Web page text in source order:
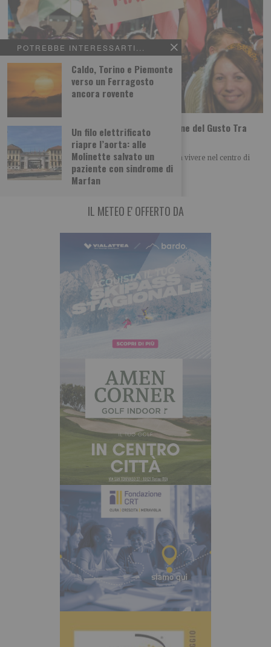
POTREBBE INTERESSARTI...
Caldo, Torino e Piemonte
verso un Ferragosto
ancora rovente
Un filo elettrificato
riapre l’aorta: alle
Molinette salvato un
paziente con sindrome di
Marfan
Tutti i gusti del mondo a Terra Madre Salone del Gusto Tra
poco più di un mese a Torino
Una selezione di laboratori, degustazioni e cene da vivere nel centro di
Torino dal 24 al
IL METEO E' OFFERTO DA